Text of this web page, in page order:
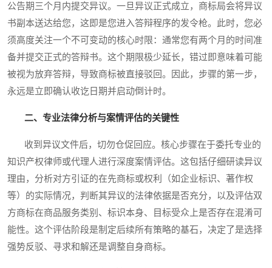
公告期三个月内提交异议。一旦异议正式成立，商标局会将异议
书副本送达给您，这即是您进入答辩程序的发令枪。此时，您必
须高度关注一个不可变动的核心时限：通常您有两个月的时间准
备并提交正式的答辩书。这个期限极少延长，错过即意味着可能
被视为放弃答辩，导致商标被直接驳回。因此，步骤的第一步，
永远是立即确认收讫日期并启动倒计时。
二、专业法律分析与案情评估的关键性
收到异议文件后，切勿仓促回应。核心步骤在于委托专业的
知识产权律师或代理人进行深度案情评估。这包括仔细研读异议
理由，分析对方引证的在先商标或权利（如企业标识、著作权
等）的实际情况，判断其异议的法律依据是否充分，以及评估双
方商标在商品服务类别、标识本身、目标受众上是否存在混淆可
能性。这个评估阶段是制定后续所有策略的基石，决定了是选择
强势反驳、寻求和解还是调整自身商标。